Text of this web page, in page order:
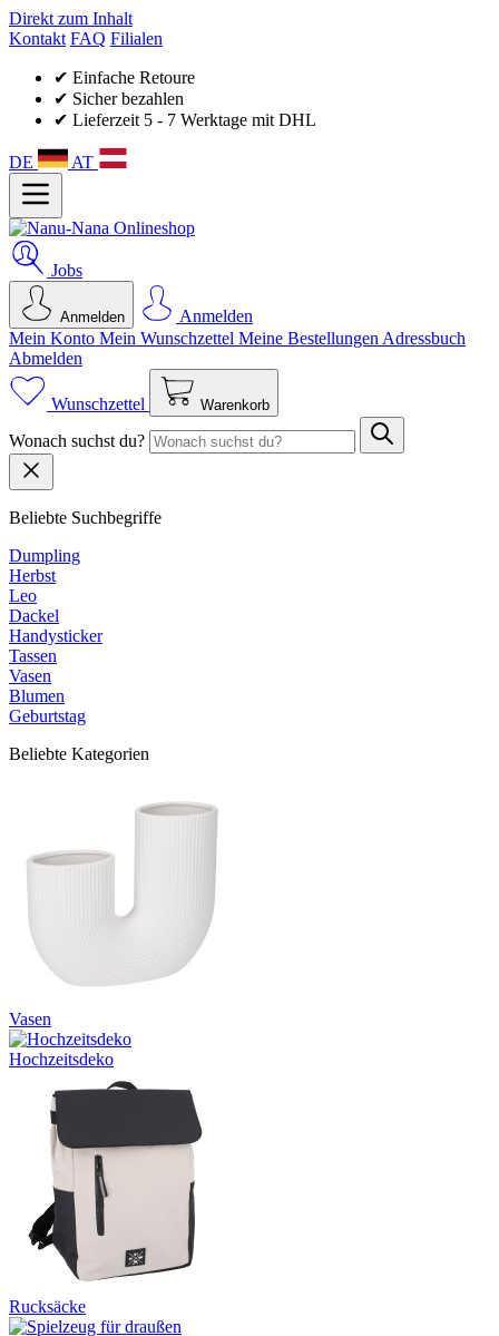
Direkt zum Inhalt
Kontakt FAQ Filialen
✔ Einfache Retoure
✔ Sicher bezahlen
✔ Lieferzeit 5 - 7 Werktage mit DHL
DE AT
Jobs
Anmelden
Anmelden
Mein Konto Mein Wunsch­zettel Meine Bestellungen Adressbuch
Abmelden
Wunschzettel Warenkorb
Wonach suchst du?
Beliebte Suchbegriffe
Dumpling
Herbst
Leo
Dackel
Handysticker
Tassen
Vasen
Blumen
Geburtstag
Beliebte Kategorien
Vasen
Hochzeitsdeko
Rucksäcke